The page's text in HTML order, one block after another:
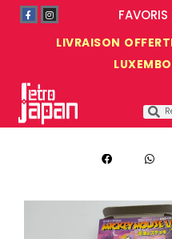
LIVRAISON
FAVORIS